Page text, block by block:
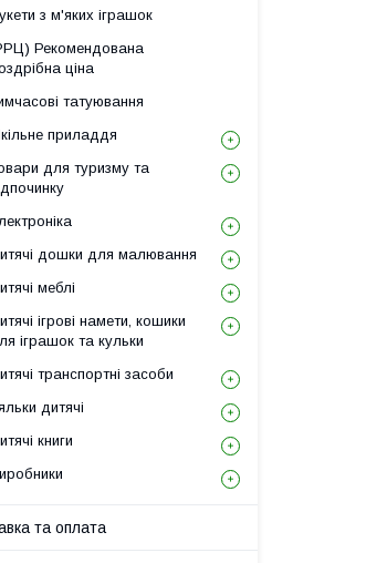
з м'яких іграшок
Рекомендована
ціна
татуювання
приладдя
для туризму та
дошки для малювання
меблі
ігрові намети, кошики
іграшок та кульки
транспортні засоби
дитячі
книги
та оплата